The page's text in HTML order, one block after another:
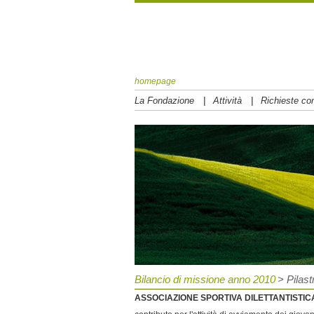
homepage
La Fondazione | Attività | Richieste
Bilancio di missione anno 2010 >
ASSOCIAZIONE SPORTIVA